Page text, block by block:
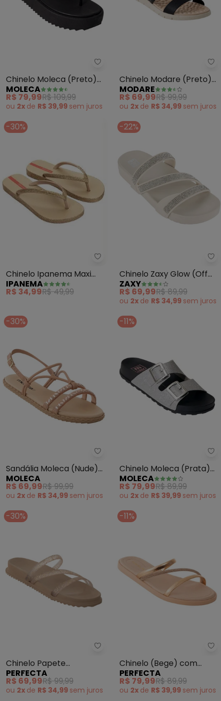
Moleca - Chinelo Moleca
Chinelo Moleca (Preto)
em Sintético
MOLECA
R$ 79,99R$ 109,99
ou 2x de R$ 39,99 sem juros
Chinelo Modare (Preto)
em Sintético
MODARE
R$ 69,99R$ 99,99
ou 2x de R$ 34,99 sem juros
-30%
Ipanema - Chinelo Ipanema
Chinelo Ipanema Maxi
Glow (Bege)
IPANEMA
R$ 34,99R$ 49,99
-22%
Chinelo Zaxy Glow (Off
White)
ZAXY
R$ 69,99R$ 89,99
ou 2x de R$ 34,99 sem juros
-30%
Moleca - Sandália Moleca
Sandália Moleca (Nude)
em Sintético
MOLECA
R$ 69,99R$ 99,99
ou 2x de R$ 34,99 sem juros
-11%
Chinelo Moleca (Prata)
em Sintetico
MOLECA
R$ 79,99R$ 89,99
ou 2x de R$ 39,99 sem juros
-30%
Perfecta - Chinelo Papete
Chinelo Papete
(Dourada) em Material
de Pvc
PERFECTA
R$ 69,99R$ 99,99
ou 2x de R$ 34,99 sem juros
-11%
Chinelo (Bege) com
Palmilha Confort
PERFECTA
R$ 79,99R$ 89,99
ou 2x de R$ 39,99 sem juros